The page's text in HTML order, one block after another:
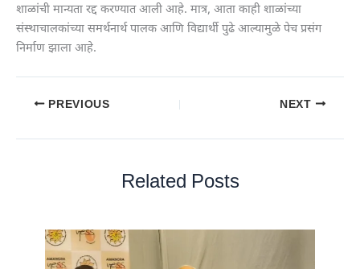
शाळांची मान्यता रद्द करण्यात आली आहे. मात्र, आता काही शाळांच्या
संस्थाचालकांच्या समर्थनार्थ पालक आणि विद्यार्थी पुढे आल्यामुळे पेच प्रसंग
निर्माण झाला आहे.
PREVIOUS NEXT
Related Posts